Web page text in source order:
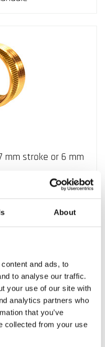
About
and ads, to
to analyse our traffic.
your use of our site with
analytics partners who
that you’ve
collected from your use
mm stroke or 6 mm
SE1C/VFX fino a
normalmente